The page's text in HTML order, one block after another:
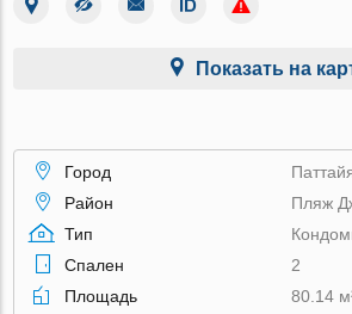
Показать на
Город
Район
Пляж
Тип
Спален
2
Площадь
80.14